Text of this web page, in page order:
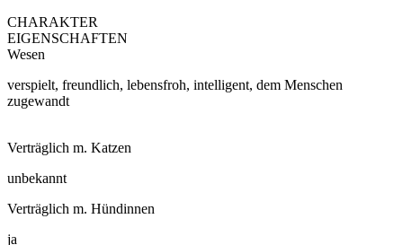
CHARAKTER
EIGENSCHAFTEN
Wesen
verspielt, freundlich, lebensfroh, intelligent, dem Menschen
zugewandt
Verträglich m. Katzen
unbekannt
Verträglich m. Hündinnen
ja